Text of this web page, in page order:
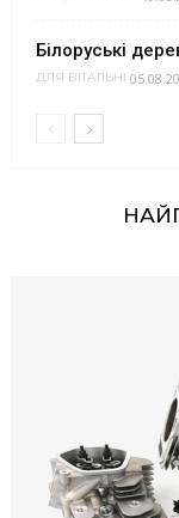
Білоруські
ДЛЯ ВІТАЛЬНІ